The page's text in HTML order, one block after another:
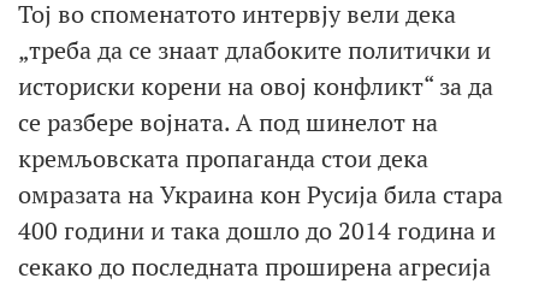
Тој во споменатото интервју вели дека
„треба да се знаат длабоките политички и
историски корени на овој конфликт“ за да
се разбере војната. А под шинелот на
кремљовската пропаганда стои дека
омразата на Украина кон Русија била стара
400 години и така дошло до 2014 година и
секако до последната проширена агресија